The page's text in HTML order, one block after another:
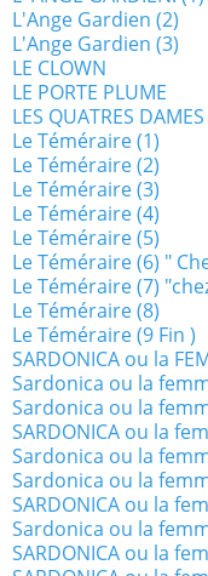
L'Ange Gardien (2)
L'Ange Gardien (3)
LE CLOWN
LE PORTE PLUME
LES QUATRES
Le Téméraire (1)
Le Téméraire (2)
Le Téméraire (3)
Le Téméraire (4)
Le Téméraire (5)
Le Téméraire (6) "
Le Téméraire (7)
Le Téméraire (8)
Le Téméraire (9 Fin )
SARDONICA ou la
Sardonica ou la
Sardonica ou la
SARDONICA ou la
Sardonica ou la
Sardonica ou la
SARDONICA ou la
Sardonica ou la
SARDONICA ou la